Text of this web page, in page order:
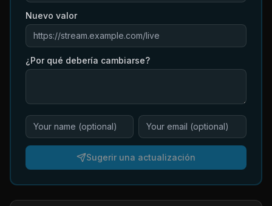
Nuevo valor
¿Por qué debería cambiarse?
Sugerir una actualización